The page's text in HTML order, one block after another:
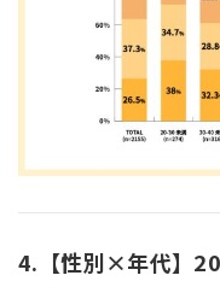
4.【性別×年代】